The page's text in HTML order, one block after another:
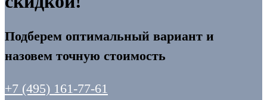
Подберем оптимальный вариант и
назовем точную стоимость
+7 (495) 161-77-61